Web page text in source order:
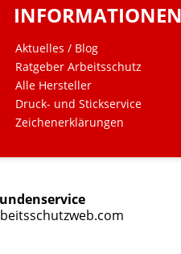
INFORMATIONEN
Aktuelles / Blog
Ratgeber Arbeitsschutz
Alle Hersteller
Druck- und Stickservice
Zeichenerklärungen